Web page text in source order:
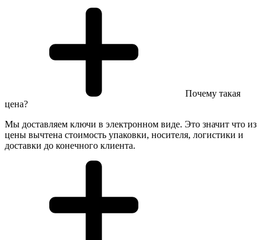
Почему такая
цена?
Мы доставляем ключи в электронном виде. Это значит что из
цены вычтена стоимость упаковки, носителя, логистики и
доставки до конечного клиента.